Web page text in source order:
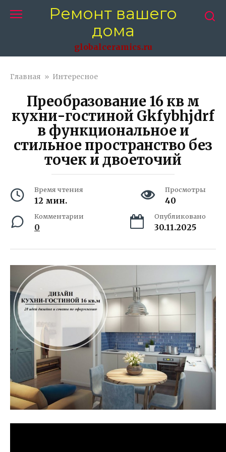
Ремонт вашего
дома
globalceramics.ru
Главная » Интересное
Преобразование 16 кв м
кухни-гостиной Gkfybhjdrf
в функциональное и
стильное пространство без
точек и двоеточий
Время чтения
12 мин.
Просмотры
40
Комментарии
0
Опубликовано
30.11.2025